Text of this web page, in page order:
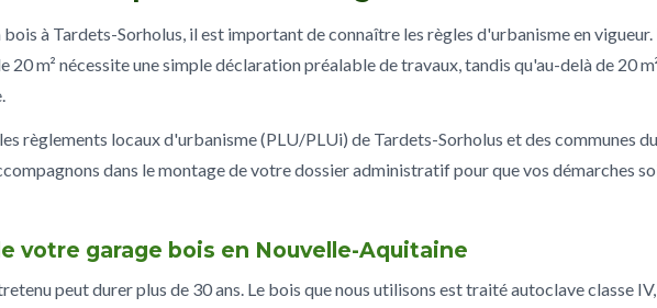
à Tardets-Sorholus, il est important de connaître les règles d'urbanisme en vigueur.
20 m² nécessite une simple déclaration préalable de travaux, tandis qu'au-delà de 20
règlements locaux d'urbanisme (PLU/PLUi) de Tardets-Sorholus et des communes du
dans le montage de votre dossier administratif pour que vos démarches
votre garage bois en Nouvelle-Aquitaine
peut durer plus de 30 ans. Le bois que nous utilisons est traité autoclave classe